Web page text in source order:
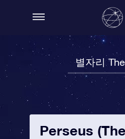
별자리
Perseus